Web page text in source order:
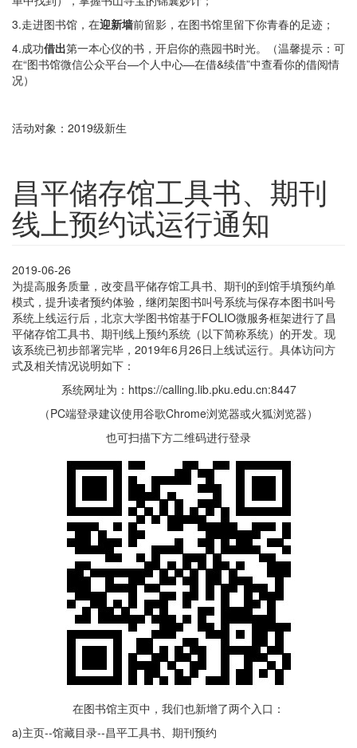
3.走进图书馆，在迎新墙前留影，在图书馆里留下你青春的足迹；
4.成功借出第一本心仪的书，开启你的燕园书时光。（温馨提示：可
在“图书馆微信公众平台—个人中心—在借&续借”中查看你的借阅情
况）
活动对象：2019级新生
昌平储存馆工具书、期刊
线上预约试运行通知
2019-06-26
为提高服务质量，改变昌平储存馆工具书、期刊的到馆手填预约单
模式，提升读者预约体验，继闭架图书叫号系统与保存本图书叫号
系统上线运行后，北京大学图书馆基于FOLIO微服务框架进行了昌
平储存馆工具书、期刊线上预约系统（以下简称系统）的开发。现
该系统已初步部署完毕，2019年6月26日上线试运行。具体访问方
式及相关情况说明如下：
系统网址为：https://calling.lib.pku.edu.cn:8447
（PC端登录建议使用谷歌Chrome浏览器或火狐浏览器）
也可扫描下方二维码进行登录
在图书馆主页中，我们也新增了两个入口：
a)主页--馆藏目录--昌平工具书、期刊预约